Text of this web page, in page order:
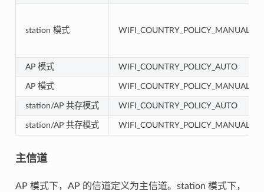
station 模式 WIFI_COUNTRY_POLICY_MANUAL
AP 模式 WIFI_COUNTRY_POLICY_AUTO
AP 模式 WIFI_COUNTRY_POLICY_MANUAL
station/AP 共存模式 WIFI_COUNTRY_POLICY_AUTO
station/AP 共存模式 WIFI_COUNTRY_POLICY_MANUAL
主信道
AP 模式下，AP 的信道定义为主信道。station 模式下，